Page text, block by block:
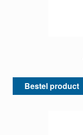
Bestel product